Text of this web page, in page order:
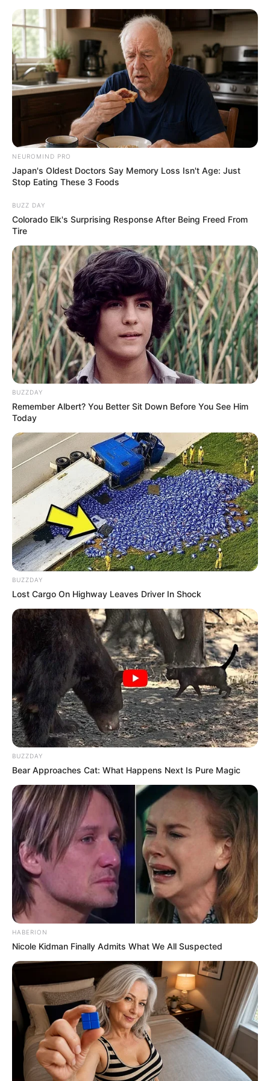
NEUROMIND PRO
Japan's Oldest Doctors Say Memory Loss Isn't Age: Just
Stop Eating These 3 Foods
BUZZ DAY
Colorado Elk's Surprising Response After Being Freed From
Tire
BUZZDAY
Remember Albert? You Better Sit Down Before You See Him
Today
BUZZDAY
Lost Cargo On Highway Leaves Driver In Shock
BUZZDAY
Bear Approaches Cat: What Happens Next Is Pure Magic
HABERION
Nicole Kidman Finally Admits What We All Suspected